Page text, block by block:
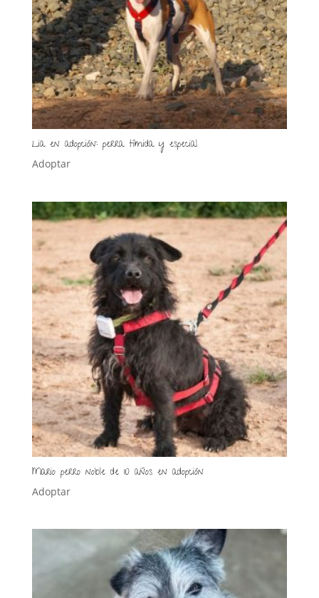
Lia en adopción: perra tímida y especial
Adoptar
Mario perro noble de 10 años en adopción
Adoptar